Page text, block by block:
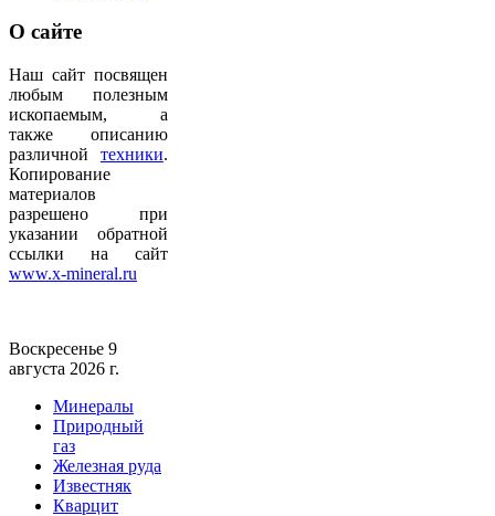
О сайте
Наш сайт посвящен
любым полезным
ископаемым, а
также описанию
различной техники.
Копирование
материалов
разрешено при
указании обратной
ссылки на сайт
www.x-mineral.ru
Воскресенье 9
августа 2026 г.
Минералы
Природный
газ
Железная руда
Известняк
Кварцит